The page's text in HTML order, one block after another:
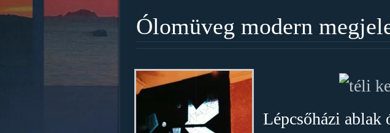
Ólomüveg modern
Lépcsőházi ablak